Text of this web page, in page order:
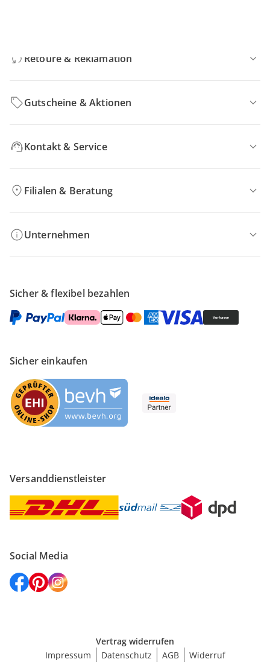
Retoure & Reklamation
Gutscheine & Aktionen
Kontakt & Service
Filialen & Beratung
Unternehmen
Sicher & flexibel bezahlen
Sicher einkaufen
Versanddienstleister
Social Media
Vertrag widerrufen
Impressum
Datenschutz AGB
Widerruf